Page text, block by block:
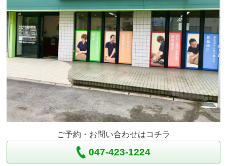
ご予約・お問い合わせはコチラ
047-423-1224